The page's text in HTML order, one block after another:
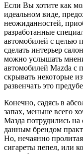
Если Вы хотите как
идеальном виде,
неожиданностей,
разработанные
автомобилей с целью
сделать интерьер
можно услышать
автомобилей Mazda с
скрывать некоторые
развенчать это
Конечно, садясь в
запах, меньше всего
Мазда потрудились
данным брендом
Но, нечаянно
сигареты пепел, или